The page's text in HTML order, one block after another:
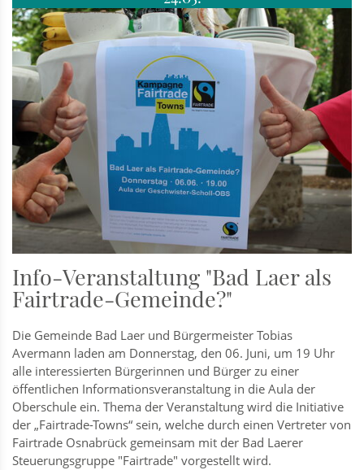
Info-Veranstaltung "Bad Laer als
Fairtrade-Gemeinde?"
Die Gemeinde Bad Laer und Bürgermeister Tobias
Avermann laden am Donnerstag, den 06. Juni, um 19 Uhr
alle interessierten Bürgerinnen und Bürger zu einer
öffentlichen Informationsveranstaltung in die Aula der
Oberschule ein. Thema der Veranstaltung wird die Initiative
der „Fairtrade-Towns“ sein, welche durch einen Vertreter von
Fairtrade Osnabrück gemeinsam mit der Bad Laerer
Steuerungsgruppe "Fairtrade" vorgestellt wird.